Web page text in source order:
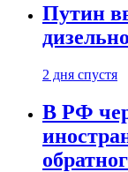
Путин
2 дня спустя
В РФ